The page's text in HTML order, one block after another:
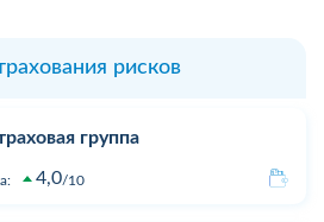
рисков
группа
4,0 10